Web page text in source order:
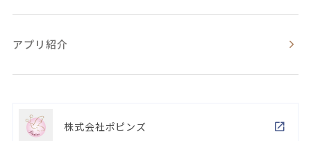
アプリ紹介
株式会社ポピンズ